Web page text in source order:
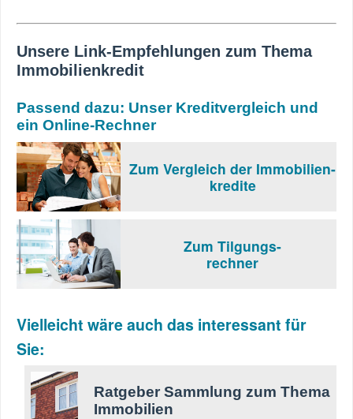
Unsere Link-Empfehlungen zum Thema
Immobilienkredit
Passend dazu: Unser Kreditvergleich und
ein Online-Rechner
Zum Vergleich der Immobilien-
kredite
Zum Tilgungs-
rechner
Vielleicht wäre auch das interessant für
Sie:
Ratgeber Sammlung zum Thema
Immobilien